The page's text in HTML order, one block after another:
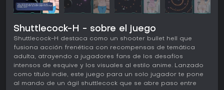
Shuttlecock-H - sobre el juego
Shuttlecock-H destaca como un shooter bullet hell que
fusiona acción frenética con recompensas de temática
adulta, atrayendo a jugadores fans de los desafíos
intensos de esquive y los visuales al estilo anime. Lanzado
como título indie, este juego para un solo jugador te pone
al mando de un ágil shuttlecock que se abre paso entre